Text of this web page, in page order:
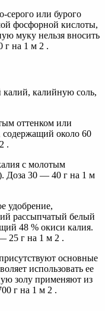
или бурого
фосфорной кислоты,
муку нельзя вносить
г на 1 м 2 .
калийную соль,
оттенком или
содержащий около 60
.
с молотым
Доза 30 — 40 г на 1 м
удобрение,
рассыпчатый белый
48 % окиси калия.
25 г на 1 м 2 .
основные
использовать ее
золу применяют из
г на 1 м 2 .